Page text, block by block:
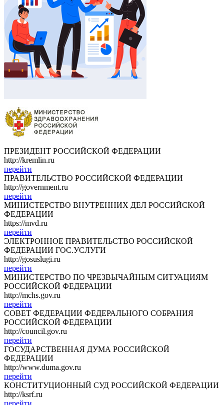
ПРЕЗИДЕНТ РОССИЙСКОЙ ФЕДЕРАЦИИ
http://kremlin.ru
перейти
ПРАВИТЕЛЬСТВО РОССИЙСКОЙ ФЕДЕРАЦИИ
http://government.ru
перейти
МИНИСТЕРСТВО ВНУТРЕННИХ ДЕЛ РОССИЙСКОЙ
ФЕДЕРАЦИИ
https://mvd.ru
перейти
ЭЛЕКТРОННОЕ ПРАВИТЕЛЬСТВО РОССИЙСКОЙ
ФЕДЕРАЦИИ ГОС.УСЛУГИ
http://gosuslugi.ru
перейти
МИНИСТЕРСТВО ПО ЧРЕЗВЫЧАЙНЫМ СИТУАЦИЯМ
РОССИЙСКОЙ ФЕДЕРАЦИИ
http://mchs.gov.ru
перейти
СОВЕТ ФЕДЕРАЦИИ ФЕДЕРАЛЬНОГО СОБРАНИЯ
РОССИЙСКОЙ ФЕДЕРАЦИИ
http://council.gov.ru
перейти
ГОСУДАРСТВЕННАЯ ДУМА РОССИЙСКОЙ
ФЕДЕРАЦИИ
http://www.duma.gov.ru
перейти
КОНСТИТУЦИОННЫЙ СУД РОССИЙСКОЙ ФЕДЕРАЦИИ
http://ksrf.ru
перейти